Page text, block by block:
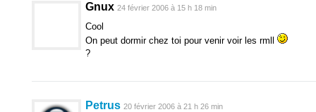
Gnux 24 février 2006 à 15 h 18 min
Cool
On peut dormir chez toi pour venir voir les rmll
?
Petrus 20 février 2006 à 21 h 26 min